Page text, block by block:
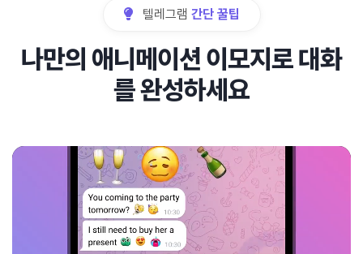
텔레그램 간단 꿀팁
나만의 애니메이션 이모지로 대화
를 완성하세요